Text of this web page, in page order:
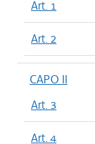
Art. 1
Art. 2
CAPO II
Art. 3
Art. 4